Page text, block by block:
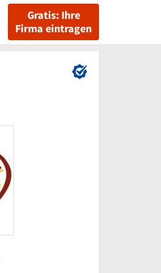
Gratis: Ihre
Firma eintragen